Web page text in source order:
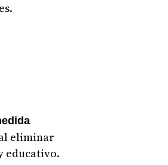
eliminar
educativo.